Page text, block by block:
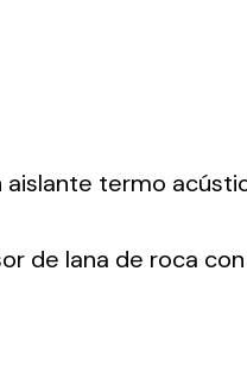
termo
de lana de roca